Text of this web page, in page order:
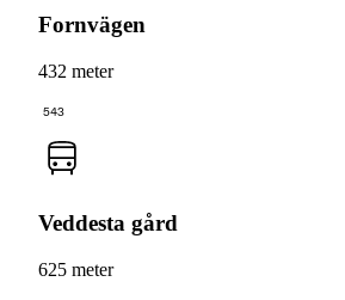
Fornvägen
432 meter
543
Veddesta gård
625 meter